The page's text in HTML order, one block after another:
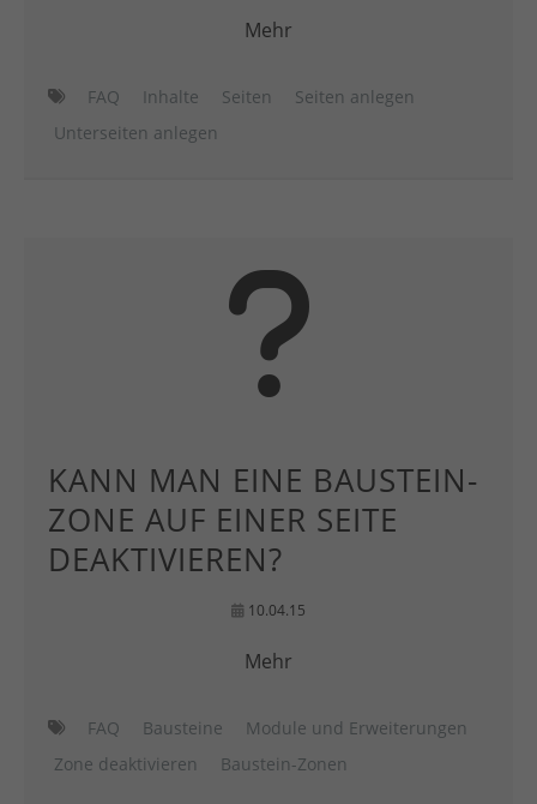
Mehr
FAQ Inhalte Seiten
Seiten anlegen
Unterseiten anlegen
KANN MAN EINE BAUSTEIN-
ZONE AUF EINER SEITE
DEAKTIVIEREN?
10.04.15
Mehr
FAQ Bausteine
Module und Erweiterungen
Zone deaktivieren
Baustein-Zonen